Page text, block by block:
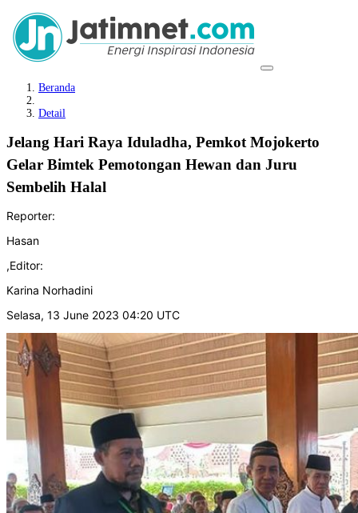
Beranda
Detail
Jelang Hari Raya Iduladha, Pemkot Mojokerto
Gelar Bimtek Pemotongan Hewan dan Juru
Sembelih Halal
Reporter:
Hasan
,Editor:
Karina Norhadini
Selasa, 13 June 2023 04:20 UTC